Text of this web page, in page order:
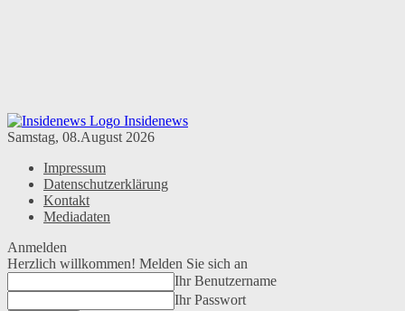
Insidenews
Samstag, 08.August 2026
Impressum
Datenschutzerklärung
Kontakt
Mediadaten
Anmelden
Herzlich willkommen! Melden Sie sich an
Ihr Benutzername
Ihr Passwort